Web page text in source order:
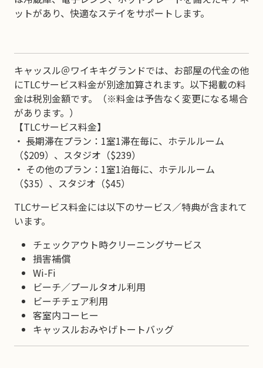
ットがあり、快適なステイをサポートします。
キャッスル＠ワイキキグランドでは、お部屋の代金の他
にTLCサービス料金が別途加算されます。以下掲載の料
金は税別金額です。（※料金は予告なく変更になる場合
があります。）
【TLCサービス料金】
・ 長期滞在プラン：1室1滞在毎に、ホテルルーム
（$209）、スタジオ（$239）
・ その他のプラン：1室1泊毎に、ホテルルーム
（$35）、スタジオ（$45）
TLCサービス料金には以下のサービス／特典が含まれて
います。
チェックアウト時クリーニングサービス
損害補償
Wi-Fi
ビーチ／プールタオル利用
ビーチチェア利用
客室内コーヒー
キャッスルおみやげトートバッグ